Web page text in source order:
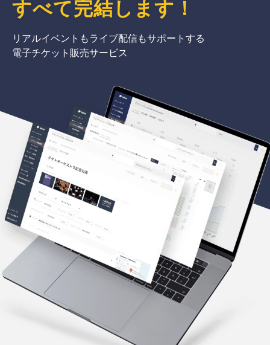
すべて完結 します ！
リアルイベントもライブ配信もサポートする
電子チケット販売サービス